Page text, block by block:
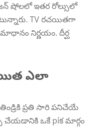
షోలలో ఇతర రోల్సులో
TV రచయితగా
నిర్ణయం. దీర్ఘ
ఎలా
ప్రతి సారి పనిచేయే
ఒకే píక మార్గం